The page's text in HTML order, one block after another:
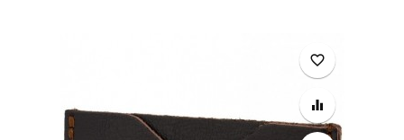
favorite_border
equalizer